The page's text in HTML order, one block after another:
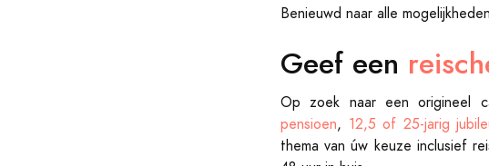
Benieuwd naar alle
Geef een
Op zoek naar een origineel
pensioen, 12,5 of 25-jarig
thema van úw keuze inclusief